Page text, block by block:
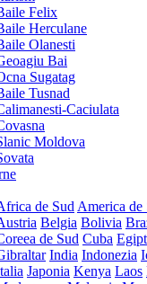
Felix
Herculane
Olanesti
Bai
Sugatag
Tusnad
Caciulata
Moldova
de Sud America de
Belgia Bolivia
de Sud Cuba Egipt
India Indonezia
Japonia Kenya Laos